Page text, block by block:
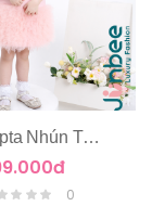
Váy Tapta Nhún Tùng Tầng Voan
0